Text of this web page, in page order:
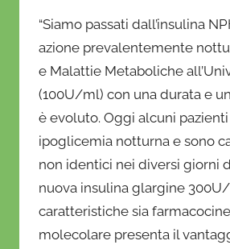
“Siamo passati dall’insulina
azione prevalentemente
e Malattie Metaboliche
(100U/ml) con una durata e
è evoluto. Oggi alcuni
ipoglicemia notturna e sono
non identici nei diversi giorni
nuova insulina glargine
caratteristiche sia
molecolare presenta il